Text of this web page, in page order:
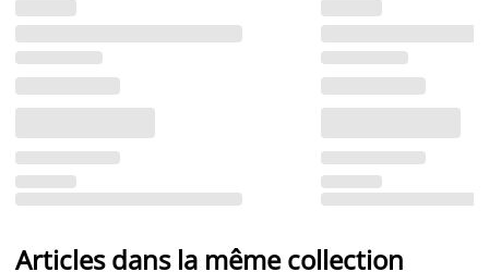
Articles dans la même collection